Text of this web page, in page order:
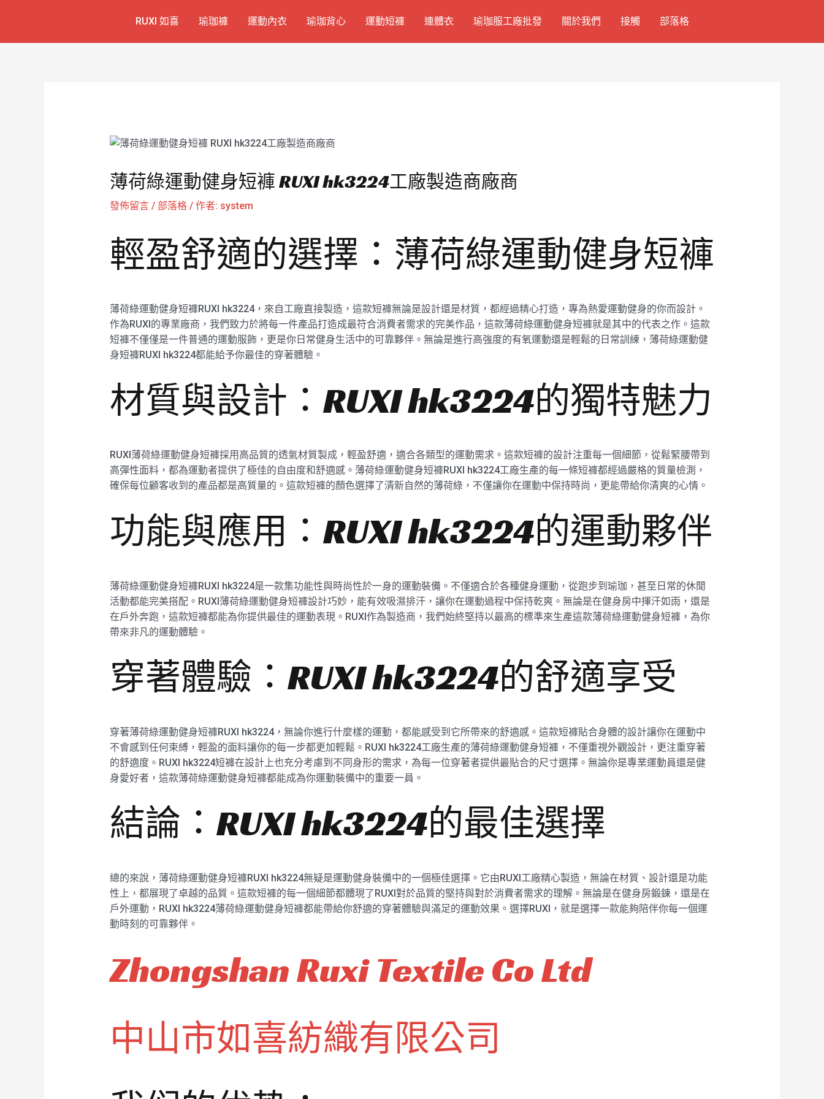
RUXI 如喜 瑜珈褲 運動內衣 瑜珈背心 運動短褲 連體衣 瑜珈服工廠批發 關於我們 接觸 部落格
薄荷綠運動健身短褲 RUXI hk3224工廠製造商廠商
發佈留言 / 部落格/ 作者: system
輕盈舒適的選擇：薄荷綠運動健身短褲
薄荷綠運動健身短褲RUXI hk3224，來自工廠直接製造，這款短褲無論是設計還是材質，都經過精心打造，專為熱愛運動健身的你而設計。
作為RUXI的專業廠商，我們致力於將每一件產品打造成最符合消費者需求的完美作品，這款薄荷綠運動健身短褲就是其中的代表之作。這款
短褲不僅僅是一件普通的運動服飾，更是你日常健身生活中的可靠夥伴。無論是進行高強度的有氧運動還是輕鬆的日常訓練，薄荷綠運動健
身短褲RUXI hk3224都能給予你最佳的穿著體驗。
材質與設計：RUXI hk3224的獨特魅力
RUXI薄荷綠運動健身短褲採用高品質的透氣材質製成，輕盈舒適，適合各類型的運動需求。這款短褲的設計注重每一個細節，從鬆緊腰帶到
高彈性面料，都為運動者提供了極佳的自由度和舒適感。薄荷綠運動健身短褲RUXI hk3224工廠生產的每一條短褲都經過嚴格的質量檢測，
確保每位顧客收到的產品都是高質量的。這款短褲的顏色選擇了清新自然的薄荷綠，不僅讓你在運動中保持時尚，更能帶給你清爽的心情。
功能與應用：RUXI hk3224的運動夥伴
薄荷綠運動健身短褲RUXI hk3224是一款集功能性與時尚性於一身的運動裝備。不僅適合於各種健身運動，從跑步到瑜珈，甚至日常的休閒
活動都能完美搭配。RUXI薄荷綠運動健身短褲設計巧妙，能有效吸濕排汗，讓你在運動過程中保持乾爽。無論是在健身房中揮汗如雨，還是
在戶外奔跑，這款短褲都能為你提供最佳的運動表現。RUXI作為製造商，我們始終堅持以最高的標準來生產這款薄荷綠運動健身短褲，為你
帶來非凡的運動體驗。
穿著體驗：RUXI hk3224的舒適享受
穿著薄荷綠運動健身短褲RUXI hk3224，無論你進行什麼樣的運動，都能感受到它所帶來的舒適感。這款短褲貼合身體的設計讓你在運動中
不會感到任何束縛，輕盈的面料讓你的每一步都更加輕鬆。RUXI hk3224工廠生產的薄荷綠運動健身短褲，不僅重視外觀設計，更注重穿著
的舒適度。RUXI hk3224短褲在設計上也充分考慮到不同身形的需求，為每一位穿著者提供最貼合的尺寸選擇。無論你是專業運動員還是健
身愛好者，這款薄荷綠運動健身短褲都能成為你運動裝備中的重要一員。
結論：RUXI hk3224的最佳選擇
總的來說，薄荷綠運動健身短褲RUXI hk3224無疑是運動健身裝備中的一個極佳選擇。它由RUXI工廠精心製造，無論在材質、設計還是功能
性上，都展現了卓越的品質。這款短褲的每一個細節都體現了RUXI對於品質的堅持與對於消費者需求的理解。無論是在健身房鍛鍊，還是在
戶外運動，RUXI hk3224薄荷綠運動健身短褲都能帶給你舒適的穿著體驗與滿足的運動效果。選擇RUXI，就是選擇一款能夠陪伴你每一個運
動時刻的可靠夥伴。
Zhongshan Ruxi Textile Co Ltd
中山市如喜紡織有限公司